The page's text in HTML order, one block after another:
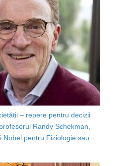
– repere pentru decizii
Randy Schekman,
Nobel pentru Fiziologie sau